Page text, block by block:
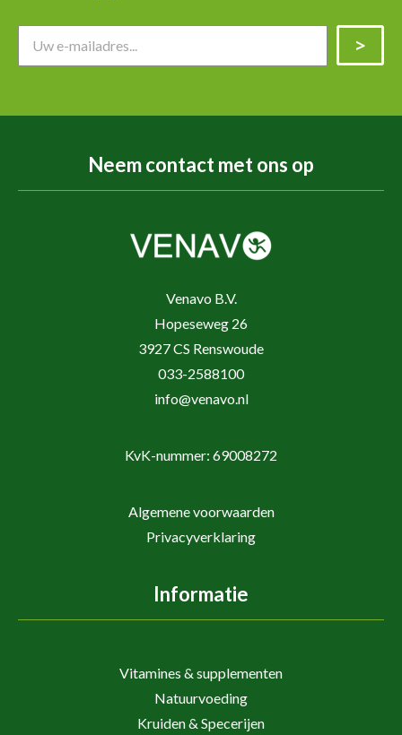
Neem contact met ons op
Venavo B.V.
Hopeseweg 26
3927 CS Renswoude
033-2588100
info@venavo.nl
KvK-nummer: 69008272
Algemene voorwaarden
Privacyverklaring
Informatie
Vitamines & supplementen
Natuurvoeding
Kruiden & Specerijen